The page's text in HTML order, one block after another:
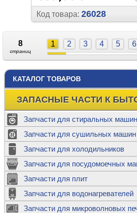
КАТАЛОГ ТОВАРОВ
ЗАПАСНЫЕ ЧАСТИ К
Запчасти для стиральных машин
Запчасти для сушильных машин
Запчасти для холодильников
Запчасти для посудомоечных
Запчасти для плит
Запчасти для водонагревателей
Запчасти для микроволновых
Код товара: 26028
8
страниц
1 2 3 4 5 6